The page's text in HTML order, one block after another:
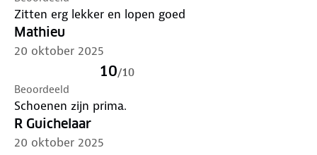
Zitten erg lekker en lopen goed
Mathieu
20 oktober 2025
10/10
Beoordeeld
Schoenen zijn prima.
R Guichelaar
20 oktober 2025